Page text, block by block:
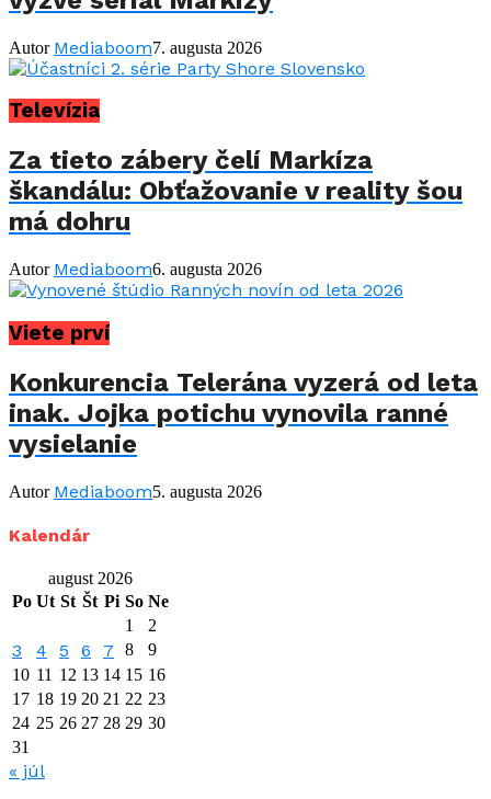
Autor Mediaboom7. augusta 2026
Televízia
Za tieto zábery čelí Markíza
škandálu: Obťažovanie v reality šou
má dohru
Autor Mediaboom6. augusta 2026
Viete prví
Konkurencia Telerána vyzerá od leta
inak. Jojka potichu vynovila ranné
vysielanie
Autor Mediaboom5. augusta 2026
Kalendár
august 2026
Po Ut St Št Pi So Ne
1
2
3 4 5 6 7 8
9
10 11 12 13 14 15 16
17 18 19 20 21 22 23
24 25 26 27 28 29 30
31
« júl